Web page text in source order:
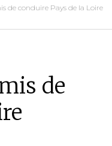
de conduire Pays de la Loire
de